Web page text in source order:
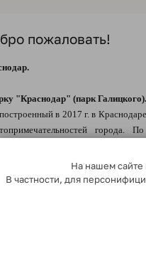
пожаловать!
"Краснодар" (парк Галицкого).
в 2017 г. в
города.
и гостей города) - лучший
произрастает около двух с
кленов, тополей и дубов,
тюльпановые деревья,
парка является
200 человек единовременно.
— здесь частенько
На нашем сайте
В частности, для